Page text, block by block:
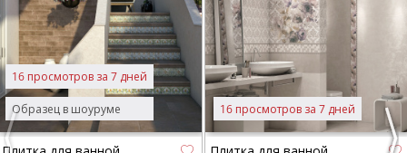
Previous
Образец в шоуруме
16 просмотров за 7 дней
16 просмотров за 7 дней